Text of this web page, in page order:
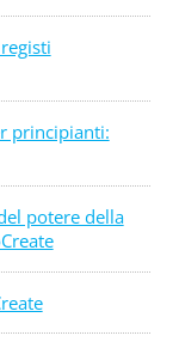
principianti:
potere della